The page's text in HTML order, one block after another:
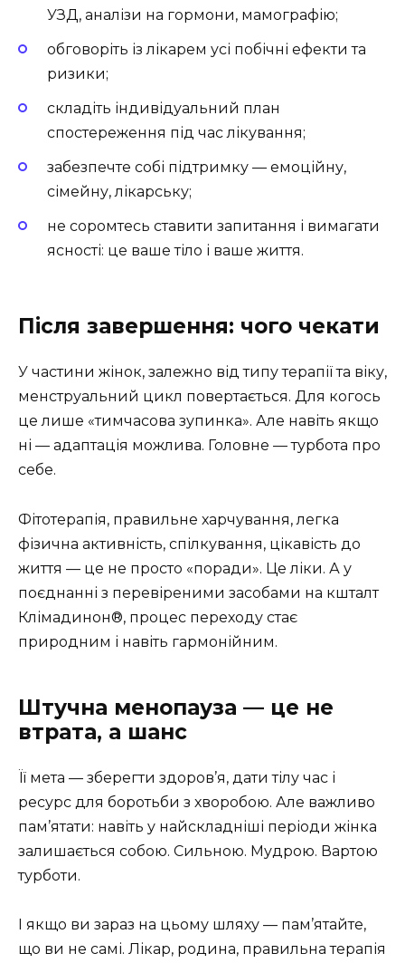
УЗД, аналізи на гормони, мамографію;
обговоріть із лікарем усі побічні ефекти та
ризики;
складіть індивідуальний план
спостереження під час лікування;
забезпечте собі підтримку — емоційну,
сімейну, лікарську;
не соромтесь ставити запитання і вимагати
ясності: це ваше тіло і ваше життя.
Після завершення: чого чекати
У частини жінок, залежно від типу терапії та віку,
менструальний цикл повертається. Для когось
це лише «тимчасова зупинка». Але навіть якщо
ні — адаптація можлива. Головне — турбота про
себе.
Фітотерапія, правильне харчування, легка
фізична активність, спілкування, цікавість до
життя — це не просто «поради». Це ліки. А у
поєднанні з перевіреними засобами на кшталт
Клімадинон®, процес переходу стає
природним і навіть гармонійним.
Штучна менопауза — це не
втрата, а шанс
Її мета — зберегти здоров’я, дати тілу час і
ресурс для боротьби з хворобою. Але важливо
пам’ятати: навіть у найскладніші періоди жінка
залишається собою. Сильною. Мудрою. Вартою
турботи.
І якщо ви зараз на цьому шляху — пам’ятайте,
що ви не самі. Лікар, родина, правильна терапія